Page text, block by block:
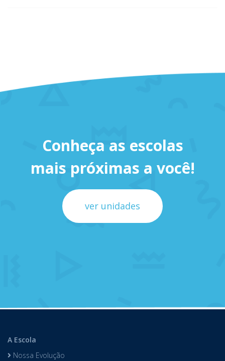
Conheça as escolas
mais próximas a você!
ver unidades
A Escola
Nossa Evolução